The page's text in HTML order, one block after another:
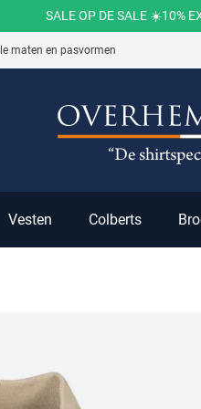
SALE OP DE SALE ☀️10%
maten en pasvormen
Vesten Colberts